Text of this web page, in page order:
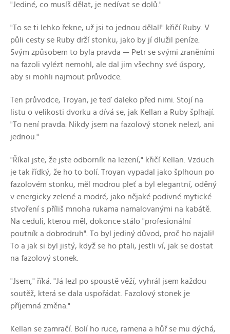
"Jediné, co musíš dělat, je nedívat se dolů."
"To se ti lehko řekne, už jsi to jednou dělal!" křičí Ruby. V
půli cesty se Ruby drží stonku, jako by jí dlužil peníze.
Svým způsobem to byla pravda — Petr se svými zraněními
na fazoli vylézt nemohl, ale dal jim všechny své úspory,
aby si mohli najmout průvodce.
Ten průvodce, Troyan, je teď daleko před nimi. Stojí na
listu o velikosti dvorku a dívá se, jak Kellan a Ruby šplhají.
"To není pravda. Nikdy jsem na fazolový stonek nelezl, ani
jednou."
"Říkal jste, že jste odborník na lezení," křičí Kellan. Vzduch
je tak řídký, že ho to bolí. Troyan vypadal jako šplhoun po
fazolovém stonku, měl modrou pleť a byl elegantní, oděný
v energicky zelené a modré, jako nějaké podivné mytické
stvoření s příliš mnoha rukama namalovanými na kabátě.
Na ceduli, kterou měl, dokonce stálo "profesionální
poutník a dobrodruh". To byl jediný důvod, proč ho najali!
To a jak si byl jistý, když se ho ptali, jestli ví, jak se dostat
na fazolový stonek.
"Jsem," říká. "Já lezl po spoustě věží, vyhrál jsem každou
soutěž, která se dala uspořádat. Fazolový stonek je
příjemná změna."
Kellan se zamračí. Bolí ho ruce, ramena a hůř se mu dýchá,